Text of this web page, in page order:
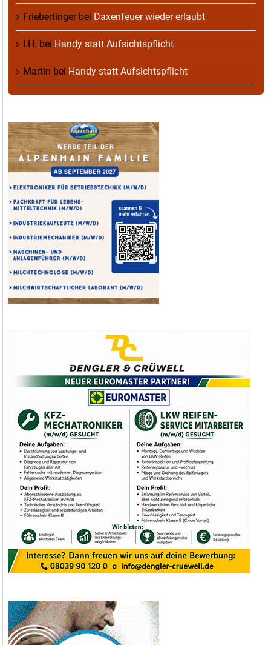
Friebertingerbei Daxenfeuer wieder erlaubt
I.H. bei Handy statt Aufsichtspflicht
Martin bei Handy statt Aufsichtspflicht